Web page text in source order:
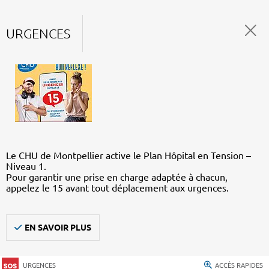
URGENCES
Le CHU de Montpellier active le Plan Hôpital en Tension –
Niveau 1.
Pour garantir une prise en charge adaptée à chacun,
appelez le 15 avant tout déplacement aux urgences.
EN SAVOIR PLUS
URGENCES ACCÈS RAPIDES